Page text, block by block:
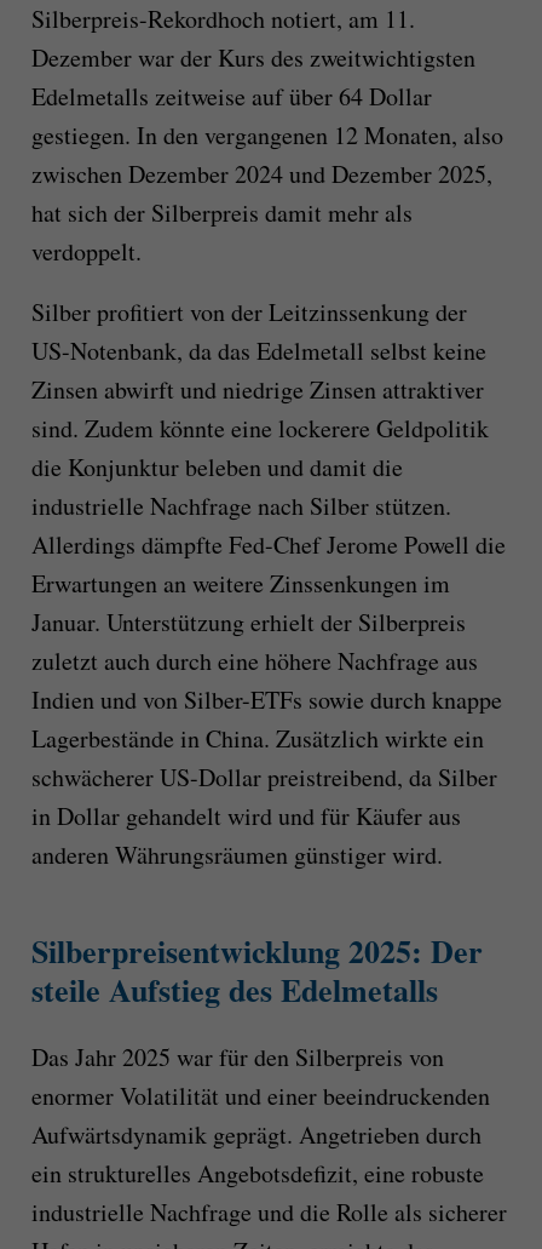
Silberpreis-Rekordhoch notiert, am 11.
Dezember war der Kurs des zweitwichtigsten
Edelmetalls zeitweise auf über 64 Dollar
gestiegen. In den vergangenen 12 Monaten, also
zwischen Dezember 2024 und Dezember 2025,
hat sich der Silberpreis damit mehr als
verdoppelt.
Silber profitiert von der Leitzinssenkung der
US-Notenbank, da das Edelmetall selbst keine
Zinsen abwirft und niedrige Zinsen attraktiver
sind. Zudem könnte eine lockerere Geldpolitik
die Konjunktur beleben und damit die
industrielle Nachfrage nach Silber stützen.
Allerdings dämpfte Fed-Chef Jerome Powell die
Erwartungen an weitere Zinssenkungen im
Januar. Unterstützung erhielt der Silberpreis
zuletzt auch durch eine höhere Nachfrage aus
Indien und von Silber-ETFs sowie durch knappe
Lagerbestände in China. Zusätzlich wirkte ein
schwächerer US-Dollar preistreibend, da Silber
in Dollar gehandelt wird und für Käufer aus
anderen Währungsräumen günstiger wird.
Silberpreisentwicklung 2025: Der
steile Aufstieg des Edelmetalls
Das Jahr 2025 war für den Silberpreis von
enormer Volatilität und einer beeindruckenden
Aufwärtsdynamik geprägt. Angetrieben durch
ein strukturelles Angebotsdefizit, eine robuste
industrielle Nachfrage und die Rolle als sicherer